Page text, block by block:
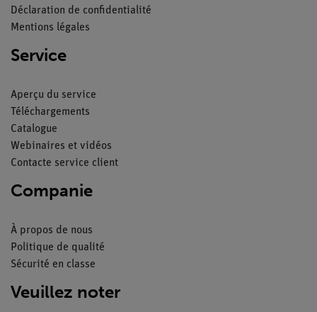
Déclaration de confidentialité
Mentions légales
Service
Aperçu du service
Téléchargements
Catalogue
Webinaires et vidéos
Contacte service client
Companie
À propos de nous
Politique de qualité
Sécurité en classe
Veuillez noter